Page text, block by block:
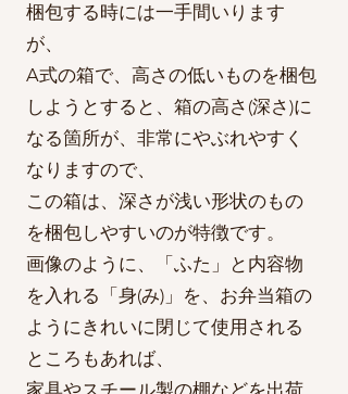
梱包する時には一手間いります
が、
A式の箱で、高さの低いものを梱包
しようとすると、箱の高さ(深さ)に
なる箇所が、 非常にやぶれやすく
なりますので、
この箱は、深さが浅い形状のもの
を梱包しやすいのが特徴です。
​画像のように、「ふた」と内容物
を入れる「身(み)」を、お弁当箱の
ようにきれいに閉じて使用される
ところもあれば、
家具やスチール製の棚などを出荷